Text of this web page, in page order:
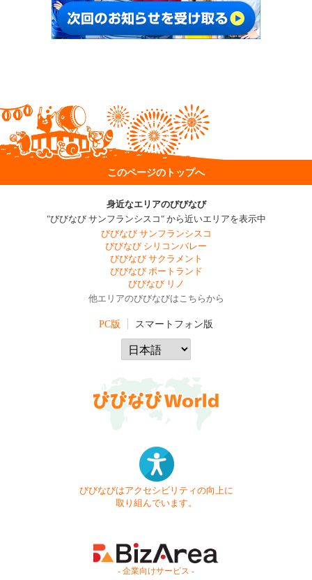
このページのトップへ
身近なエリアのびびなび
"びびなび サンフランシスコ" から近いエリアを表示中
びびなび サンフランシスコ
びびなび シリコンバレー
びびなび サクラメント
びびなび ポートランド
びびなび リノ
他エリアのびびなびはこちらから
PC版 スマートフォン版
びびなびはアクセシビリティの向上に
取り組んでいます。
- 企業向けサービス -